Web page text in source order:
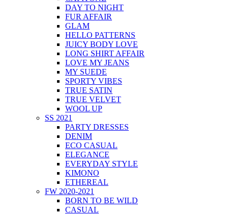
DAY TO NIGHT
FUR AFFAIR
GLAM
HELLO PATTERNS
JUICY BODY LOVE
LONG SHIRT AFFAIR
LOVE MY JEANS
MY SUEDE
SPORTY VIBES
TRUE SATIN
TRUE VELVET
WOOL UP
SS 2021
PARTY DRESSES
DENIM
ECO CASUAL
ELEGANCE
EVERYDAY STYLE
KIMONO
ETHEREAL
FW 2020-2021
BORN TO BE WILD
CASUAL